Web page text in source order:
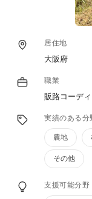
居住地
大阪府
職業
販路コーデ
実績のある分
農地
その他
支援可能分野